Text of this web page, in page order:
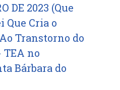
DE 2023 (Que
Que Cria o
Transtorno do
no
Bárbara do